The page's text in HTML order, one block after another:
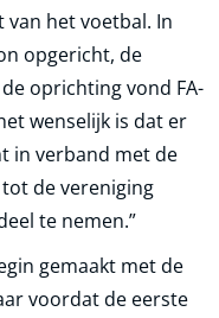
van het voetbal. In
opgericht, de
oprichting vond FA-
wenselijk is dat er
in verband met de
de vereniging
te nemen.”
gemaakt met de
voordat de eerste